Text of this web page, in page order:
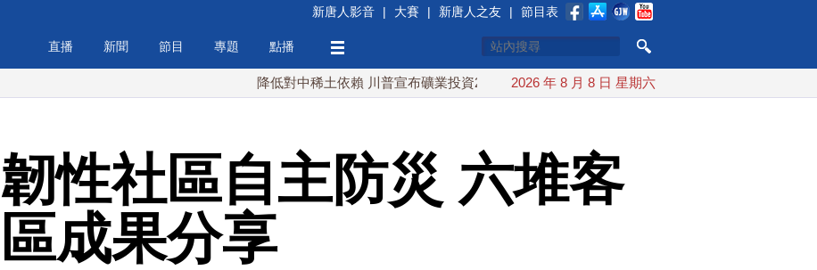
新唐人影音 | 大賽 | 新唐人之友 | 節目表
直播 新聞 節目 專題 點播
降低對中稀土依賴 川普宣布礦業投資20億美元 中東局勢動盪 土耳其沙特巴基斯坦誓共同防禦
2026 年 8 月 8 日 星期六
性社區自主防災 六堆客
成果分享